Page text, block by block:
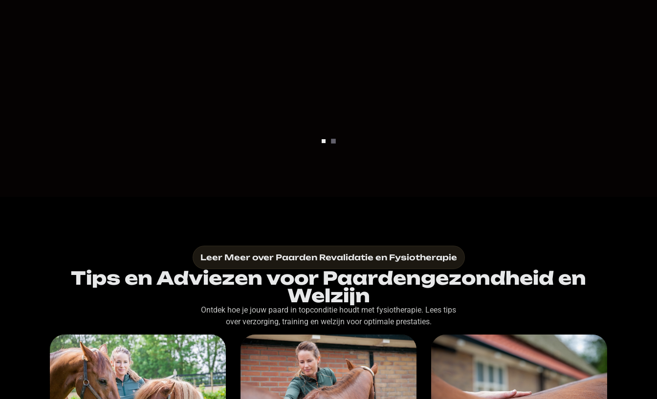
Leer Meer over Paarden Revalidatie en Fysiotherapie
Tips en Adviezen voor Paardengezondheid en
Welzijn
Ontdek hoe je jouw paard in topconditie houdt met fysiotherapie. Lees tips
over verzorging, training en welzijn voor optimale prestaties.